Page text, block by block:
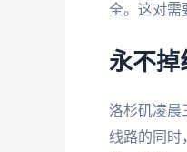
全。这对需
永不掉
洛杉矶凌晨
线路的同时